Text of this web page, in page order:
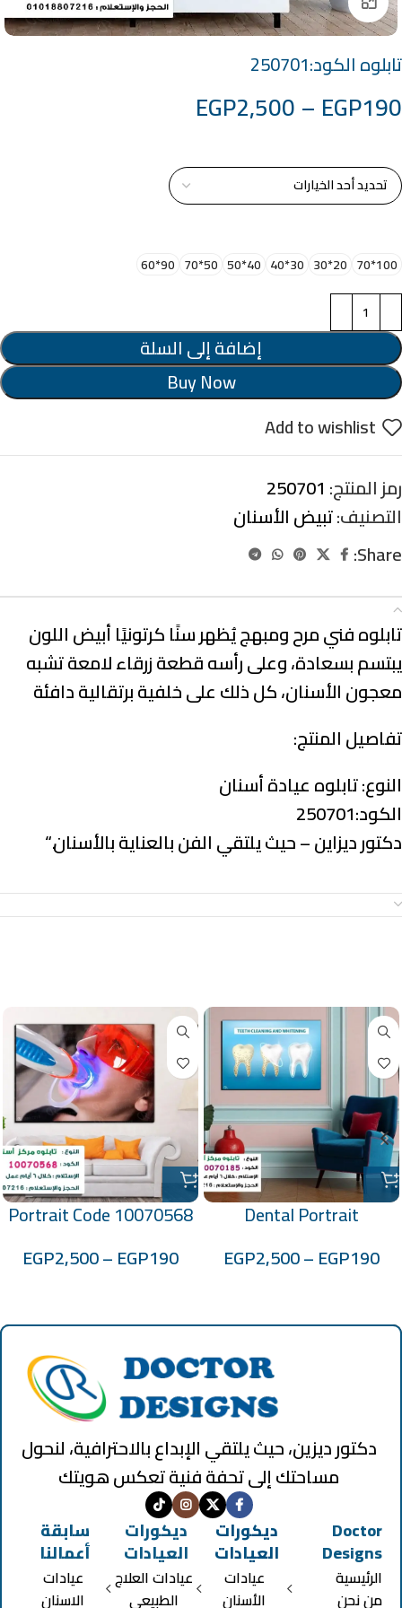
تابلوه الكود:250701
EGP190
–
EGP2,500
100*70
20*30
30*40
40*50
50*70
90*60
إضافة إلى السلة
Buy Now
Add to wishlist
رمز المنتج: 250701
التصنيف:تبيض الأسنان
Share:
تابلوه فني مرح ومبهج يُظهر سنًا كرتونيًا أبيض اللون
يبتسم بسعادة، وعلى رأسه قطعة زرقاء لامعة تشبه
معجون الأسنان، كل ذلك على خلفية برتقالية دافئة
تفاصيل المنتج:
النوع:تابلوه عيادة أسنان
الكود:250701
دكتور ديزاين – حيث يلتقي الفن بالعناية بالأسنان.“
Dental Portrait
EGP190
–
EGP2,500
Portrait Code 10070568
EGP190
–
EGP2,500
دكتور ديزين، حيث يلتقي الإبداع بالاحترافية، لنحول
مساحتك إلى تحفة فنية تعكس هويتك
Doctor
Designs
الرئيسية
من نحن
ديكورات
العيادات
عيادات
الأسنان
ديكورات
العيادات
عيادات العلاج
الطبيعي
سابقة
أعمالنا
عيادات
الاسنان